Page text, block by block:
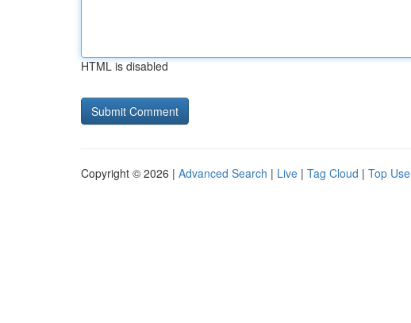
HTML is disabled
Copyright © 2026 | Advanced Search | Live | Tag Cloud | Top